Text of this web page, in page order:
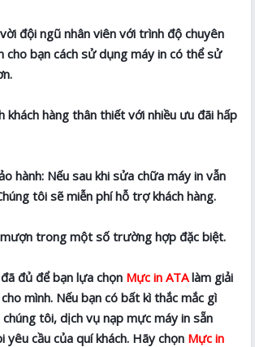
đội ngũ nhân viên với trình độ chuyên
bạn cách sử dụng máy in có thể sử
hàng thân thiết với nhiều ưu đãi hấp
hành: Nếu sau khi sửa chữa máy in vẫn
tôi sẽ miễn phí hỗ trợ khách hàng.
mượn trong một số trường hợp đặc biệt.
đủ để bạn lựa chọn Mực in ATAlàm giải
mình. Nếu bạn có bất kì thắc mắc gì
tôi, dịch vụ nạp mực máy in sẵn
yêu cầu của quí khách. Hãy chọn Mực in